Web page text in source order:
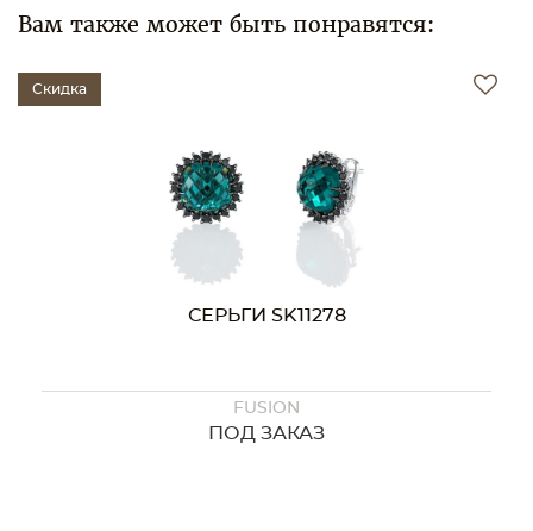
Вам также может быть понравятся:
Скидка
СЕРЬГИ SK11256
FUSION
ПОД ЗАКАЗ